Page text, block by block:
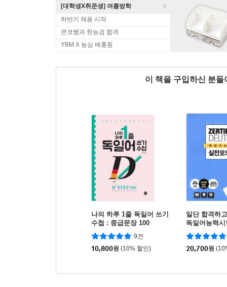
[대학생X취준생] 여름방학
하반기 채용 시작
큰코쌤과 한능검 합격
YBM X 농심 배홍동
이 책을 구입하신 분
나의 하루 1줄 독일어 쓰기
수첩 : 중급문장 100
9건
10,800원 (10% 할인)
일단 합격하
독일어능력
고사 B2
20,700원